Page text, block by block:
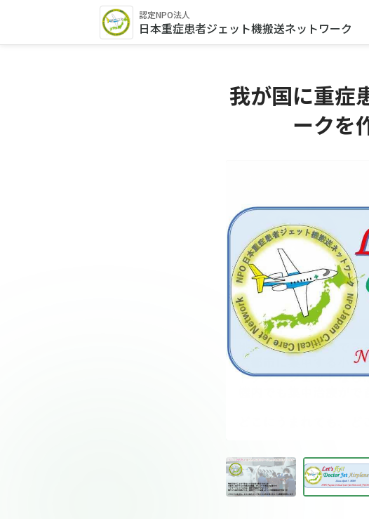
認定NPO法人
日本重症患者ジェット機搬送ネットワーク
我が国に重症
ークを